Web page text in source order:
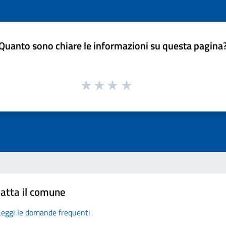
sono chiare le informazioni su questa
il comune
le domande frequenti